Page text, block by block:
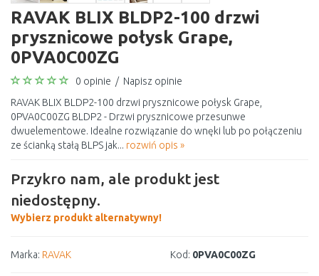
RAVAK BLIX BLDP2-100 drzwi
prysznicowe połysk Grape,
0PVA0C00ZG
0 opinie / Napisz opinie
RAVAK BLIX BLDP2-100 drzwi prysznicowe połysk Grape,
0PVA0C00ZG BLDP2 - Drzwi prysznicowe przesunwe
dwuelementowe. Idealne rozwiązanie do wnęki lub po połączeniu
ze ścianką stałą BLPS jak... rozwiń opis »
Przykro nam, ale produkt jest
niedostępny.
Wybierz produkt alternatywny!
Marka: RAVAK Kod: 0PVA0C00ZG